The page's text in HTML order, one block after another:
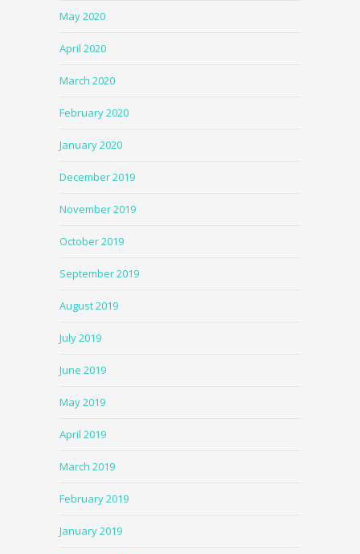
May 2020
April 2020
March 2020
February 2020
January 2020
December 2019
November 2019
October 2019
September 2019
August 2019
July 2019
June 2019
May 2019
April 2019
March 2019
February 2019
January 2019